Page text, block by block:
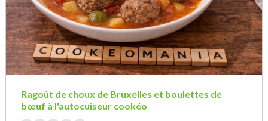
Ragoût de choux de Bruxelles et boulettes de
bœuf à l'autocuiseur cookéo